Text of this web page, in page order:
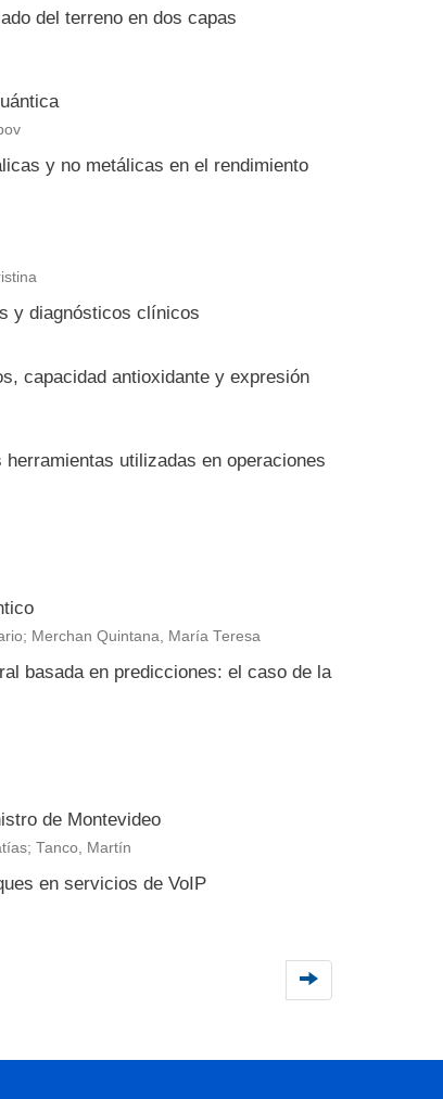
del terreno en dos capas
y no metálicas en el rendimiento
y diagnósticos clínicos
capacidad antioxidante y expresión
utilizadas en operaciones
Merchan Quintana, María Teresa
basada en predicciones: el caso de la
de Montevideo
Tanco, Martín
en servicios de VoIP